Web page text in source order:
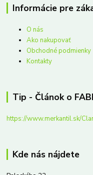
Informácie pre
O nás
Ako nakupovať
Obchodné podmienky
Kontakty
Tip - Článok o
https://www.merkantil.sk/
Kde nás nájdete